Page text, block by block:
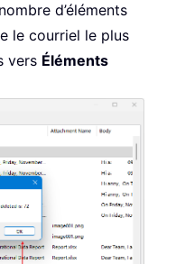
d’éléments
le courriel le plus
vers Éléments